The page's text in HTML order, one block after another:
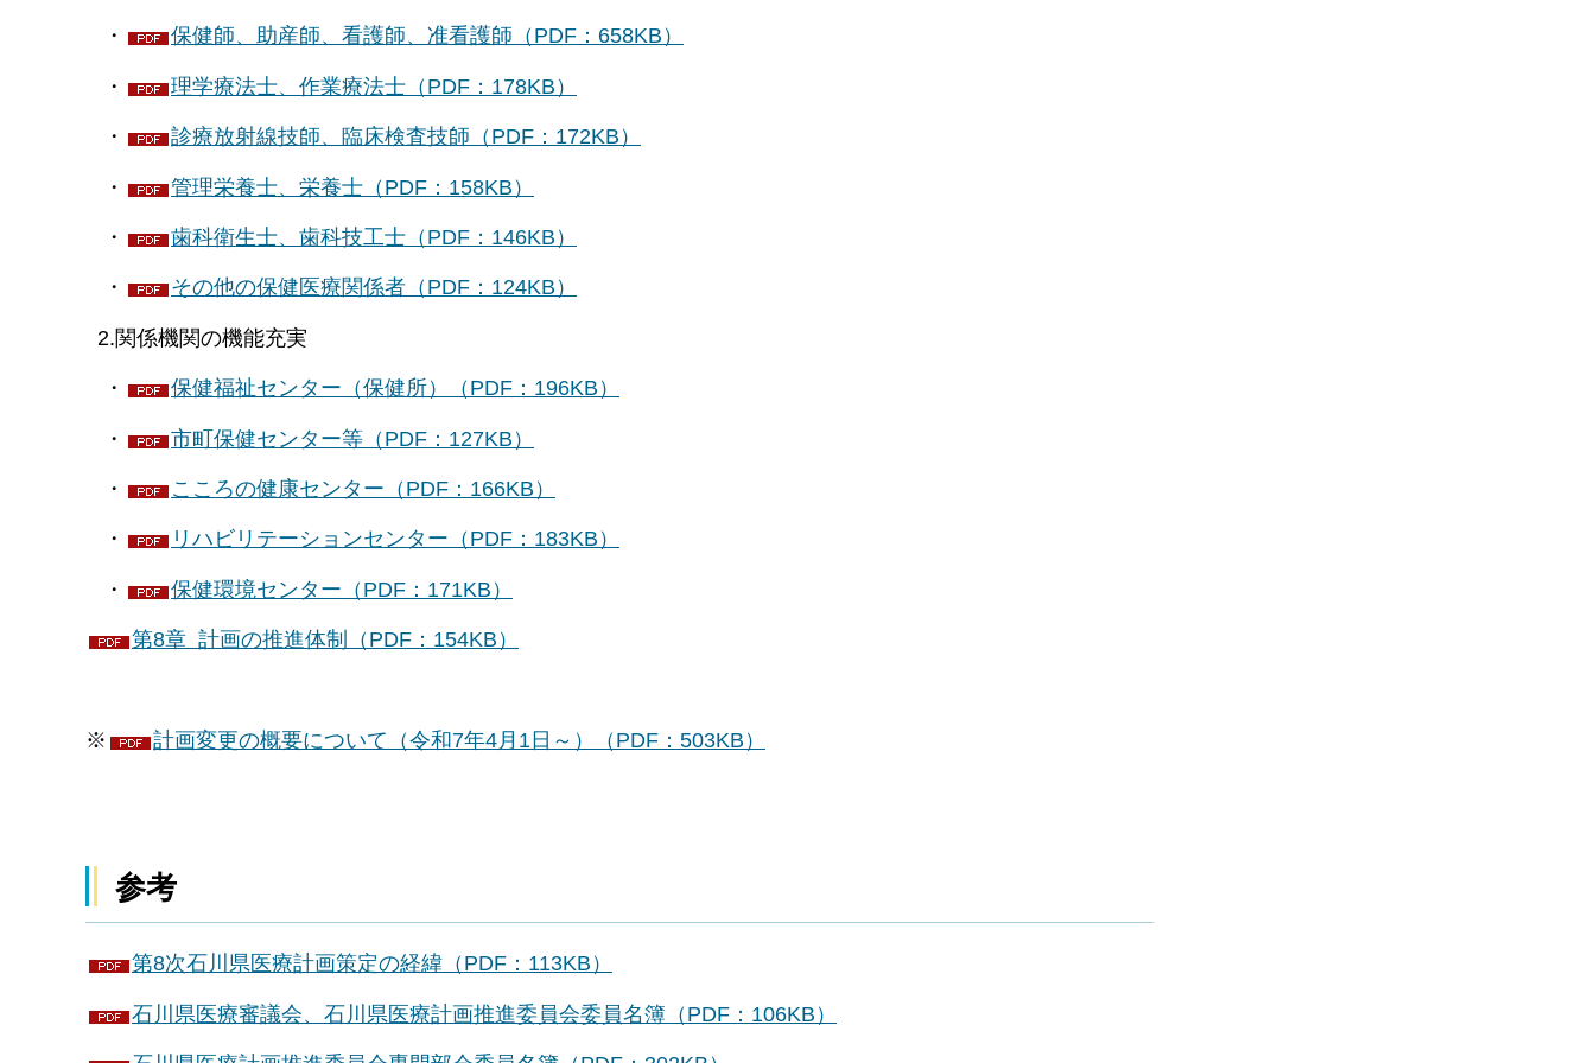
・ 保健師、助産師、看護師、准看護師（PDF：658KB）
・ 理学療法士、作業療法士（PDF：178KB）
・ 診療放射線技師、臨床検査技師（PDF：172KB）
・ 管理栄養士、栄養士（PDF：158KB）
・ 歯科衛生士、歯科技工士（PDF：146KB）
・ その他の保健医療関係者（PDF：124KB）
2.関係機関の機能充実
・ 保健福祉センター（保健所）（PDF：196KB）
・ 市町保健センター等（PDF：127KB）
・ こころの健康センター（PDF：166KB）
・ リハビリテーションセンター（PDF：183KB）
・ 保健環境センター（PDF：171KB）
第8章 計画の推進体制（PDF：154KB）
※ 計画変更の概要について（令和7年4月1日～）（PDF：503KB）
参考
第8次石川県医療計画策定の経緯（PDF：113KB）
石川県医療審議会、石川県医療計画推進委員会委員名簿（PDF：106KB）